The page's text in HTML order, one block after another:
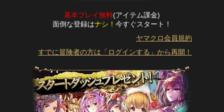
基本プレイ無料(アイテム課金)
面倒な登録はナシ！ 今すぐスタート！
ヤマクロ会員規約
すでに冒険者の方は「ログインする」から再開！